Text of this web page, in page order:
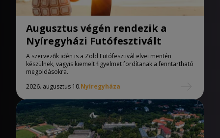
Augusztus végén rendezik a
Nyíregyházi Futófesztivált
A szervezők idén is a Zöld Futófesztivál elvei mentén
készülnek, vagyis kiemelt figyelmet fordítanak a fenntartható
megoldásokra.
2026. augusztus 10.Nyíregyháza